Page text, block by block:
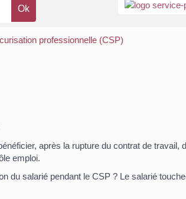
professionnelle (CSP)
après la rupture du contrat de travail,
emploi.
du salarié pendant le CSP ? Le salarié